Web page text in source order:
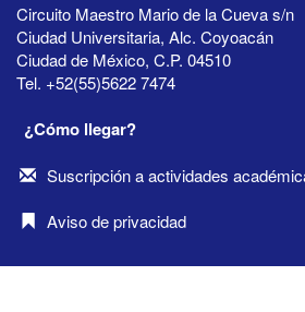
Circuito Maestro Mario de la Cueva s/n
Ciudad Universitaria, Alc. Coyoacán
Ciudad de México, C.P. 04510
Tel. +52(55)5622 7474
¿Cómo llegar?
Suscripción a actividades
Aviso de privacidad